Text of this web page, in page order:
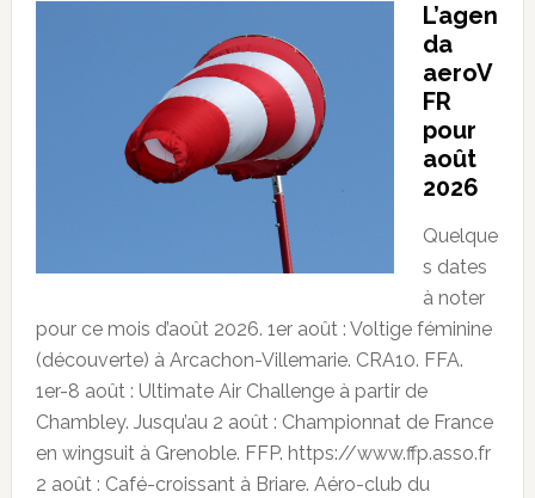
L’agen
da
aeroV
FR
pour
août
2026
Quelque
s dates
à noter
pour ce mois d’août 2026. 1er août : Voltige féminine
(découverte) à Arcachon-Villemarie. CRA10. FFA.
1er-8 août : Ultimate Air Challenge à partir de
Chambley. Jusqu’au 2 août : Championnat de France
en wingsuit à Grenoble. FFP. https://www.ffp.asso.fr
2 août : Café-croissant à Briare. Aéro-club du